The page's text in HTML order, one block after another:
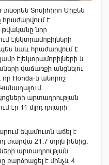
տնօրեն Տոսիհիրո Միբեն
հրաժարվում է
թվականը նոր
էլեկտրամոբիլների
նաև հրաժարվում է
էլեկտրամոբիլների և
վաճառքի անցնելու
որ Honda-ն անորոշ
արտադրության
էր 11 մլրդ դոլարի
եկամուտն աճել է
տարվա 21.7 տրլն իենից։
արտադրության
է մինչև 4